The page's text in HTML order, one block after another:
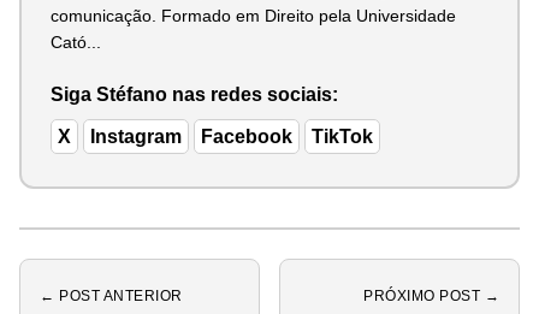
comunicação. Formado em Direito pela Universidade
Cató...
Siga Stéfano nas redes sociais:
X Instagram Facebook TikTok
← POST ANTERIOR PRÓXIMO POST →